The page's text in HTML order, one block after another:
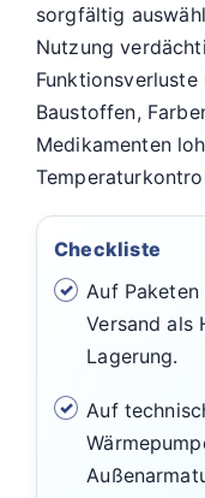
sorgfältig
Nutzung
Baustoffen,
Medikamenten
Checkliste
Auf
Versand als
Lagerung.
Auf